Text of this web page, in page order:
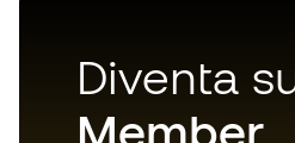
Diventa
Member